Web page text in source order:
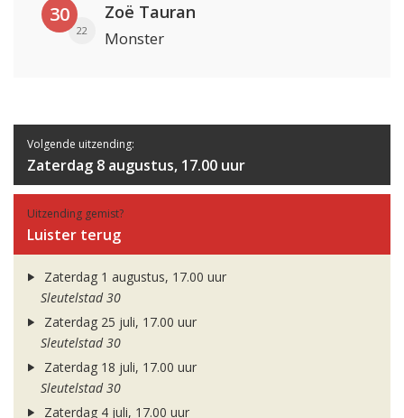
30
22
Zoë Tauran
Monster
Volgende uitzending:
Zaterdag 8 augustus, 17.00 uur
Uitzending gemist?
Luister terug
Zaterdag 1 augustus, 17.00 uur
Sleutelstad 30
Zaterdag 25 juli, 17.00 uur
Sleutelstad 30
Zaterdag 18 juli, 17.00 uur
Sleutelstad 30
Zaterdag 4 juli, 17.00 uur